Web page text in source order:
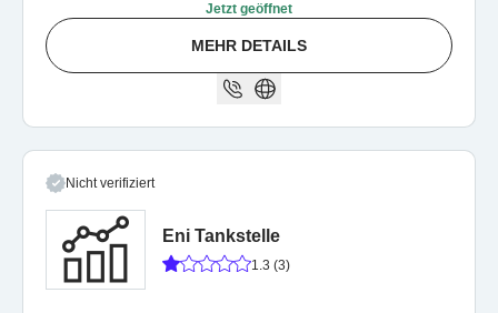
Jetzt geöffnet
MEHR DETAILS
Nicht verifiziert
Eni Tankstelle
1.3 (3)